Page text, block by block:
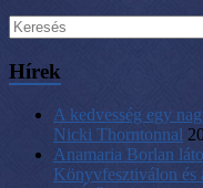
Hírek
A kedvesség egy
Nicki Thorntonnal
Anamaria Borlan
Könyvfesztiválon és